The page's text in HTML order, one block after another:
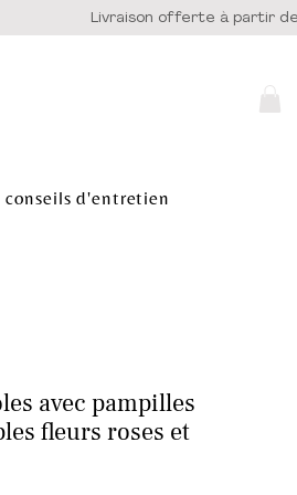
Livraison offerte à partir
conseils d'entretien
avec pampilles
fleurs roses et